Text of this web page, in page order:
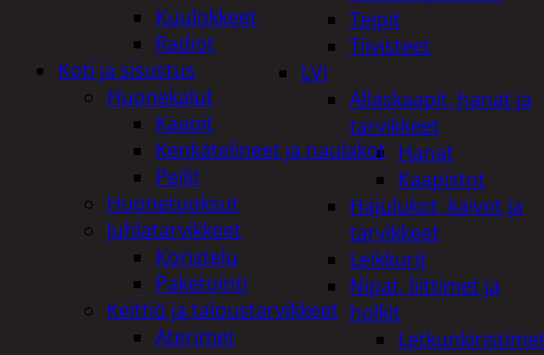
Teipit
Tiivisteet
LVI
Allaskaapit, hanat ja
tarvikkeet
Hanat
Kaapistot
Hajulukot, kaivot ja
tarvikkeet
Leikkurit
Nipat, liittimet ja
holkit
Kuulokkeet
Radiot
Koti ja sisustus
Huonekalut
Kaapit
Kenkätelineet ja naulakot
Peilit
Huonetuoksut
Juhlatarvikkeet
Koristelu
Paketointi
Keittiö ja taloustarvikkeet
Aterimet